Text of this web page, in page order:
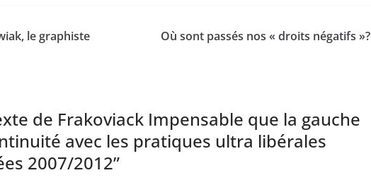
le graphiste
Où sont passés nos « droits négatifs »?
de Frakoviack Impensable que la gauche
avec les pratiques ultra libérales
2007/2012”